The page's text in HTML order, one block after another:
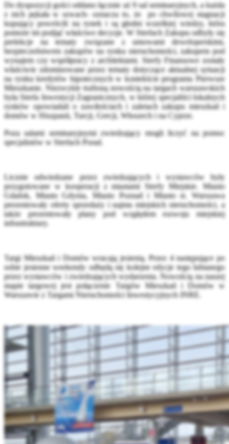
Do dyspozycji gości oddano łącznie aż 9 sal seminaryjnych, a każda
z nich pękała w szwach- oznacza to, że po chwilowej stagnacji
kupujący powrócili na rynek i są głodni wszelkiej wiedzy, która
pomoże im podjąć właściwe decyzje. W Strefach Zakupu odbyły się
prelekcje na tematy związane z umowami deweloperskimi,
bezpieczeństwem zakupów na rynku nieruchomości, zakupem pod
wynajem czy współpracy z architektami. Strefy Finansowe zostały
właściwie zdominowane przez tematy dotyczące aktualnej sytuacji
na rynku kredytów hipotecznych w kontekście programu Pierwsze
Mieszkanie. Niezwykle trafioną nowością na targach warszawskich
była Strefa Inwestycji Zagranicznych, w której specjaliści lokalnych
rynków opowiadali o zawiłościach i zaletach zakupu mieszkań i
domów w Hiszpanii, Turcji, Grecji, Włoszech i na Cyprze.
Poza salami seminaryjnymi zwiedzający mogli liczyć na pomoc
specjalistów w Strefach Porad.
Licznie odwiedzane przez zwiedzających i wystawców były
przygotowane w kooperacji z miastami Strefy Miejskie. Miasto
Gdańsk, Miasto Gdynia, Miasto Poznań i Miasto st. Warszawa
prezentowały oferty sprzedaży i najmu miejskich nieruchomości, a
także prezentowały plany pod względem rozwoju miejskiej
infrastruktury.
Targi Mieszkań i Domów wracają jesienią. Przez 4 następujące po
sobie jesienne weekendy odbędą się kolejne edycje tego lubianego
przez wystawców i zwiedzających wydarzenia. Nowością na naszej
mapie targowej jest połączenie Targów Mieszkań i Domów w
Warszawie z Targami Nieruchomości Inwestycyjnych INRE.